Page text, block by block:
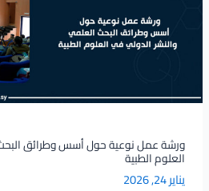
ورشة عمل نوعية حول أسس وطرائق
العلوم الطبية
يناير 24, 2026
وطرائق
البحث
الدولي
العلوم
الطبية